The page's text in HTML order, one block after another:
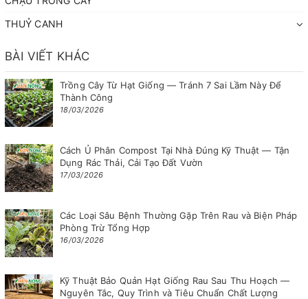
THUỶ CANH
BÀI VIẾT KHÁC
Trồng Cây Từ Hạt Giống — Tránh 7 Sai Lầm Này Để
Thành Công
18/03/2026
Cách Ủ Phân Compost Tại Nhà Đúng Kỹ Thuật — Tận
Dụng Rác Thải, Cải Tạo Đất Vườn
17/03/2026
Các Loại Sâu Bệnh Thường Gặp Trên Rau và Biện Pháp
Phòng Trừ Tổng Hợp
16/03/2026
Kỹ Thuật Bảo Quản Hạt Giống Rau Sau Thu Hoạch —
Nguyên Tắc, Quy Trình và Tiêu Chuẩn Chất Lượng